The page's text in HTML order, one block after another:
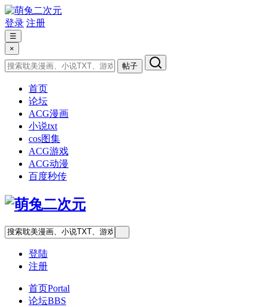
登录 注册
☰
×
帖子
首页
论坛
ACG漫画
小说txt
cos图集
ACG游戏
ACG动漫
百度秒传
登陆
注册
首页Portal
论坛BBS